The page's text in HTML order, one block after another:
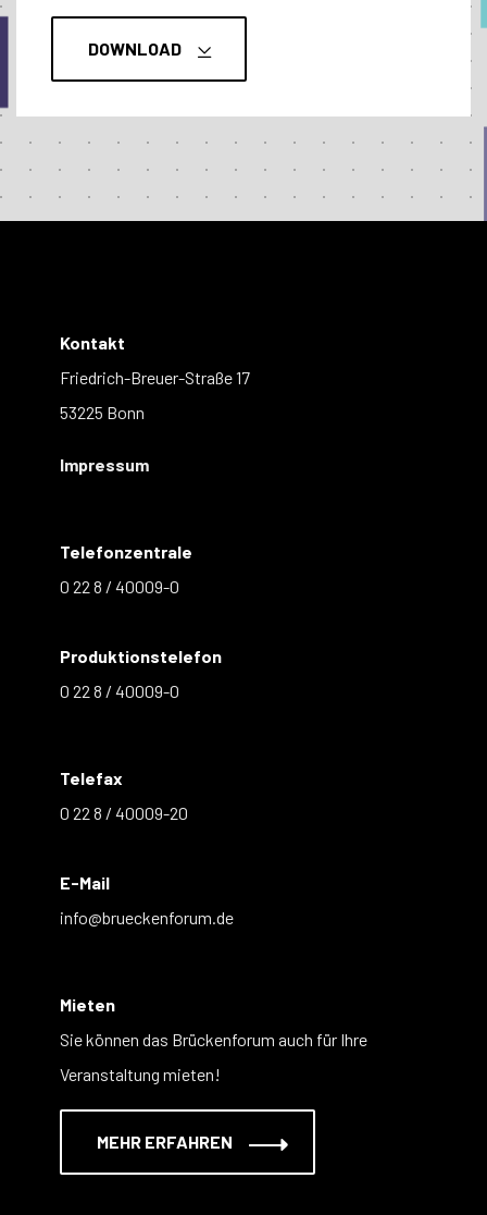
DOWNLOAD
Kontakt
Friedrich-Breuer-Straße 17
53225 Bonn
Impressum
Telefonzentrale
0 22 8 / 40009-0
Produktionstelefon
0 22 8 / 40009-0
Telefax
0 22 8 / 40009-20
E-Mail
info@brueckenforum.de
Mieten
Sie können das Brückenforum auch für Ihre
Veranstaltung mieten!
MEHR ERFAHREN